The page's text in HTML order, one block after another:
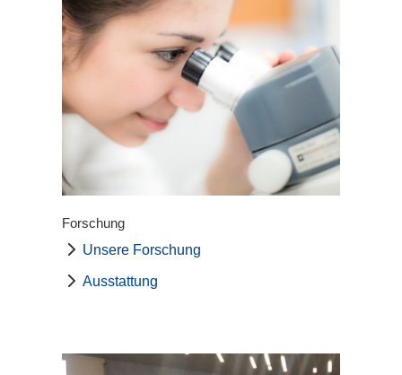
Forschung
Unsere Forschung
Ausstattung